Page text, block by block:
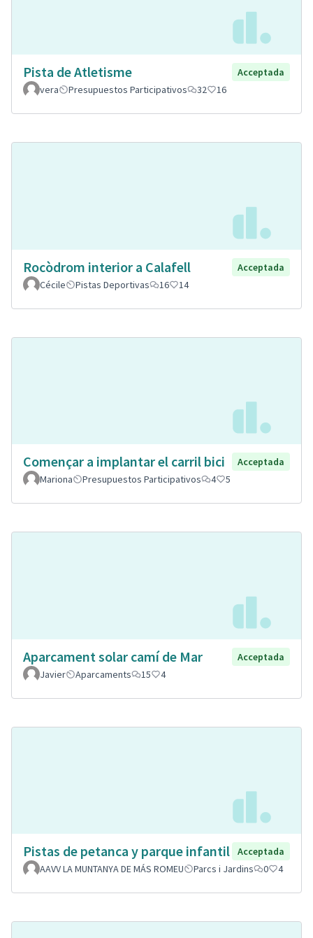
Pista de Atletisme
Acceptada
vera
Presupuestos Participativos 32 16
Rocòdrom interior a Calafell
Acceptada
Cécile
Pistas Deportivas 16 14
Començar a implantar el carril bici
Acceptada
Mariona
Presupuestos Participativos 4 5
Aparcament solar camí de Mar
Acceptada
Javier
Aparcaments 15 4
Pistas de petanca y parque infantil
Acceptada
AAVV LA MUNTANYA DE MÁS ROMEU
Parcs i Jardins 0 4